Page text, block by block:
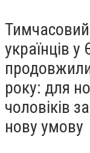
українців у
року: для
чоловіків
нову умову